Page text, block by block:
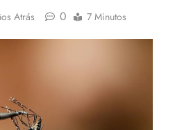
Atrás 0 7 Minutos